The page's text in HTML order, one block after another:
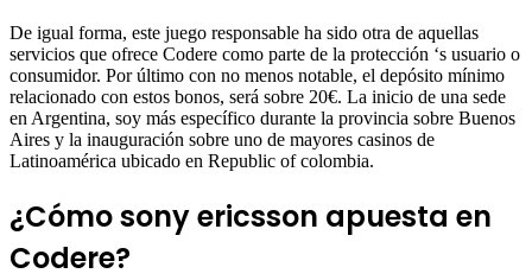
De igual forma, este juego responsable ha sido otra de aquellas
servicios que ofrece Codere como parte de la protección ‘s usuario o
consumidor. Por último con no menos notable, el depósito mínimo
relacionado con estos bonos, será sobre 20€. La inicio de una sede
en Argentina, soy más específico durante la provincia sobre Buenos
Aires y la inauguración sobre uno de mayores casinos de
Latinoamérica ubicado en Republic of colombia.
¿Cómo sony ericsson apuesta en
Codere?